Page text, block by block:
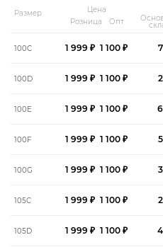
Размер
Цена
Розница
Опт
100C 1 999 ₽ 1 100 ₽ 7
100D 1 999 ₽ 1 100 ₽ 2
100E 1 999 ₽ 1 100 ₽ 6
100F 1 999 ₽ 1 100 ₽ 5
100G 1 999 ₽ 1 100 ₽ 3
105C 1 999 ₽ 1 100 ₽ 2
105D 1 999 ₽ 1 100 ₽ 4